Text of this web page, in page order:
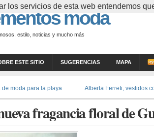
moda
estilo, noticias y mucho más
ESTE SITIO SUGERENCIAS MAPA
de moda para la playa Alberta Ferreti, vestidos
fragancia floral de
los servicios de esta web entendemos